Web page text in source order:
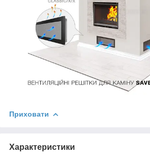
Приховати
Характеристики